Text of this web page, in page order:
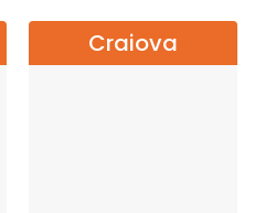
Craiova